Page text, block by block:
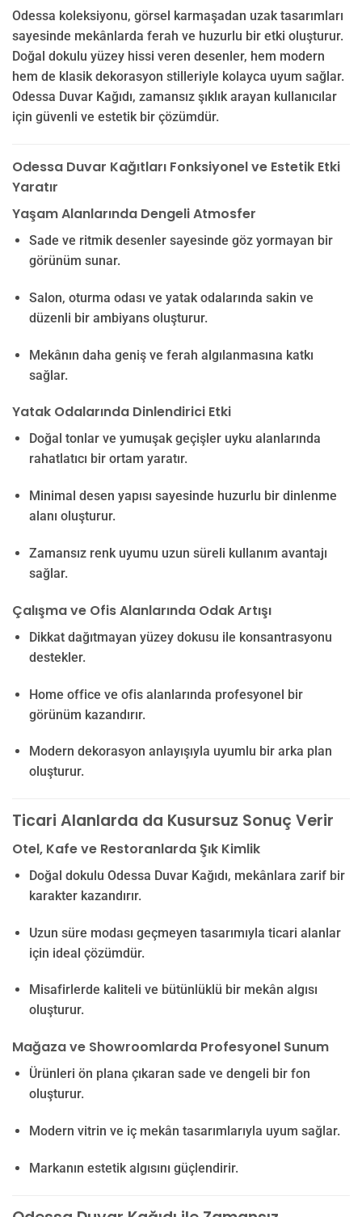
Odessa koleksiyonu, görsel karmaşadan uzak tasarımları
sayesinde mekânlarda ferah ve huzurlu bir etki oluşturur.
Doğal dokulu yüzey hissi veren desenler, hem modern
hem de klasik dekorasyon stilleriyle kolayca uyum sağlar.
Odessa Duvar Kağıdı, zamansız şıklık arayan kullanıcılar
için güvenli ve estetik bir çözümdür.
Odessa Duvar Kağıtları Fonksiyonel ve Estetik Etki
Yaratır
Yaşam Alanlarında Dengeli Atmosfer
Sade ve ritmik desenler sayesinde göz yormayan bir
görünüm sunar.
Salon, oturma odası ve yatak odalarında sakin ve
düzenli bir ambiyans oluşturur.
Mekânın daha geniş ve ferah algılanmasına katkı
sağlar.
Yatak Odalarında Dinlendirici Etki
Doğal tonlar ve yumuşak geçişler uyku alanlarında
rahatlatıcı bir ortam yaratır.
Minimal desen yapısı sayesinde huzurlu bir dinlenme
alanı oluşturur.
Zamansız renk uyumu uzun süreli kullanım avantajı
sağlar.
Çalışma ve Ofis Alanlarında Odak Artışı
Dikkat dağıtmayan yüzey dokusu ile konsantrasyonu
destekler.
Home office ve ofis alanlarında profesyonel bir
görünüm kazandırır.
Modern dekorasyon anlayışıyla uyumlu bir arka plan
oluşturur.
Ticari Alanlarda da Kusursuz Sonuç Verir
Otel, Kafe ve Restoranlarda Şık Kimlik
Doğal dokulu Odessa Duvar Kağıdı, mekânlara zarif bir
karakter kazandırır.
Uzun süre modası geçmeyen tasarımıyla ticari alanlar
için ideal çözümdür.
Misafirlerde kaliteli ve bütünlüklü bir mekân algısı
oluşturur.
Mağaza ve Showroomlarda Profesyonel Sunum
Ürünleri ön plana çıkaran sade ve dengeli bir fon
oluşturur.
Modern vitrin ve iç mekân tasarımlarıyla uyum sağlar.
Markanın estetik algısını güçlendirir.